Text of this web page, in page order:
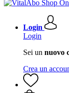
Login
Login
Sei un nuovo
Crea un